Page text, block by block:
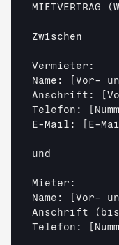
MIETVERTRAG
Zwischen
Vermieter:
Name:
[Vor-
Anschrift:
Telefon:
E-Mail:
[E-
und
Mieter:
Name:
[Vor-
Anschrift
Telefon: